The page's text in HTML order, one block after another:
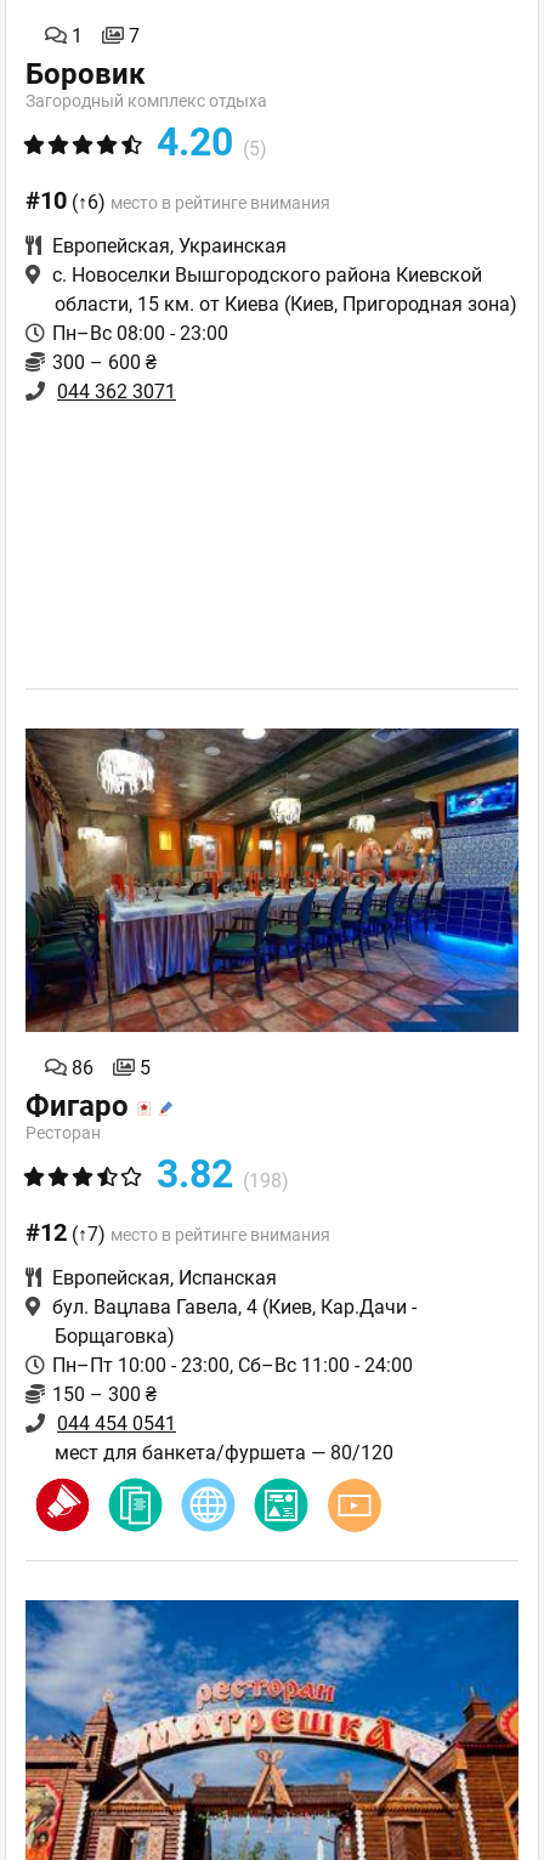
1 7
Боровик
Загородный комплекс отдыха
4.20 (5)
#10 (↑6) место в рейтинге внимания
Европейская, Украинская
с. Новоселки Вышгородского района Киевской
области, 15 км. от Киева (Киев, Пригородная зона)
Пн–Вс 08:00 - 23:00
300 – 600 ₴
044 362 3071
86 5
Фигаро
Ресторан
3.82 (198)
#12 (↑7) место в рейтинге внимания
Европейская, Испанская
бул. Вацлава Гавела, 4 (Киев, Кар.Дачи -
Борщаговка)
Пн–Пт 10:00 - 23:00, Сб–Вс 11:00 - 24:00
150 – 300 ₴
044 454 0541
мест для банкета/фуршета — 80/120